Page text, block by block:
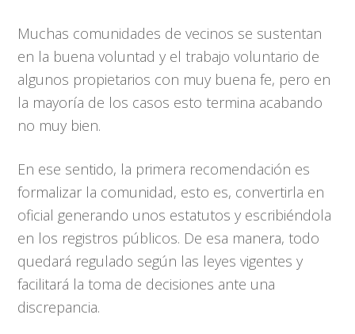
Muchas comunidades de vecinos se sustentan
en la buena voluntad y el trabajo voluntario de
algunos propietarios con muy buena fe, pero en
la mayoría de los casos esto termina acabando
no muy bien.
En ese sentido, la primera recomendación es
formalizar la comunidad, esto es, convertirla en
oficial generando unos estatutos y escribiéndola
en los registros públicos. De esa manera, todo
quedará regulado según las leyes vigentes y
facilitará la toma de decisiones ante una
discrepancia.